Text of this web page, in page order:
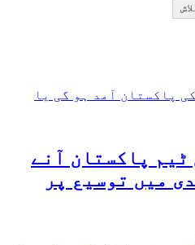
ٹیم پاکستان آنے
میں توسیع پر